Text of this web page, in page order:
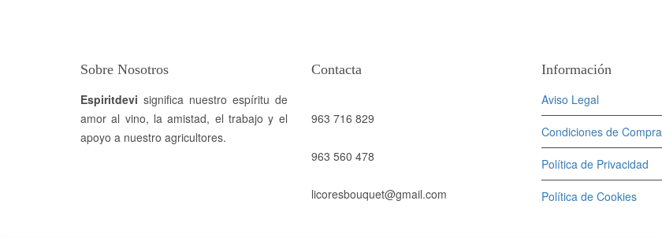
Sobre Nosotros
Espiritdevi significa nuestro espíritu de
amor al vino, la amistad, el trabajo y el
apoyo a nuestro agricultores.
Contacta
963 716 829
963 560 478
licoresbouquet@gmail.com
Información
Aviso Legal
Condiciones de Compra
Política de Privacidad
Política de Cookies